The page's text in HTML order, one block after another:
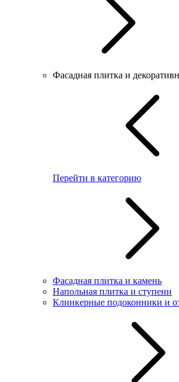
Фасадная плитка и
Перейти в категорию
Фасадная плитка и камень
Напольная плитка и ступени
Клинкерные подоконники и